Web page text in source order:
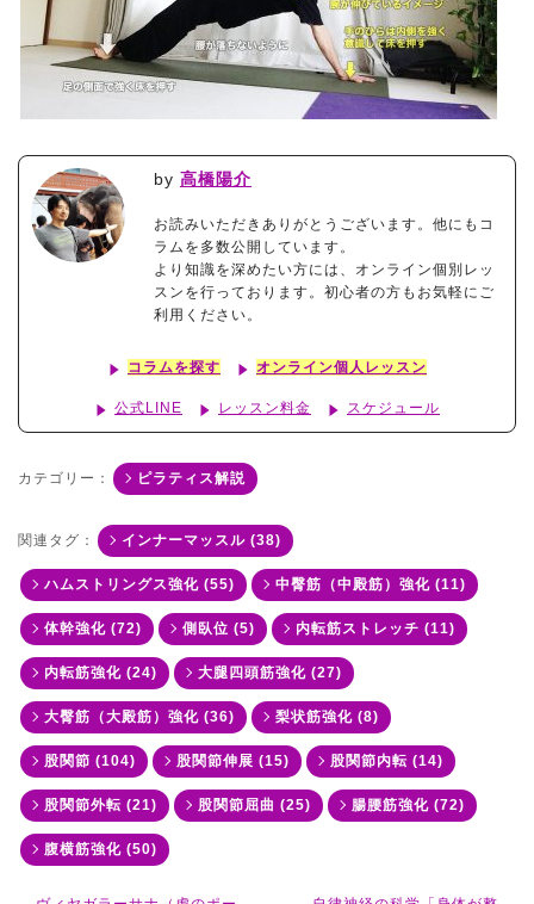
by 高橋陽介
お読みいただきありがとうございます。他にもコ
ラムを多数公開しています。
より知識を深めたい方には、オンライン個別レッ
スンを行っております。初心者の方もお気軽にご
利用ください。
コラムを探す オンライン個人レッスン
公式LINE レッスン料金 スケジュール
カテゴリー： ピラティス解説
関連タグ： インナーマッスル (38)
ハムストリングス強化 (55) 中臀筋（中殿筋）強化 (11)
体幹強化 (72) 側臥位 (5) 内転筋ストレッチ (11)
内転筋強化 (24) 大腿四頭筋強化 (27)
大臀筋（大殿筋）強化 (36) 梨状筋強化 (8)
股関節 (104) 股関節伸展 (15) 股関節内転 (14)
股関節外転 (21) 股関節屈曲 (25) 腸腰筋強化 (72)
腹横筋強化 (50)